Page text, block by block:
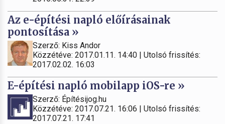
Az e-építési napló előírásainak
pontosítása »
Szerző: Kiss Andor
Közzétéve: 2017.01.11. 14:40 | Utolsó frissítés:
2017.02.02. 16:03
E-építési napló mobilapp iOS-re »
Szerző: Építésijog.hu
Közzétéve: 2017.07.21. 16:06 | Utolsó frissítés:
2017.07.21. 17:41